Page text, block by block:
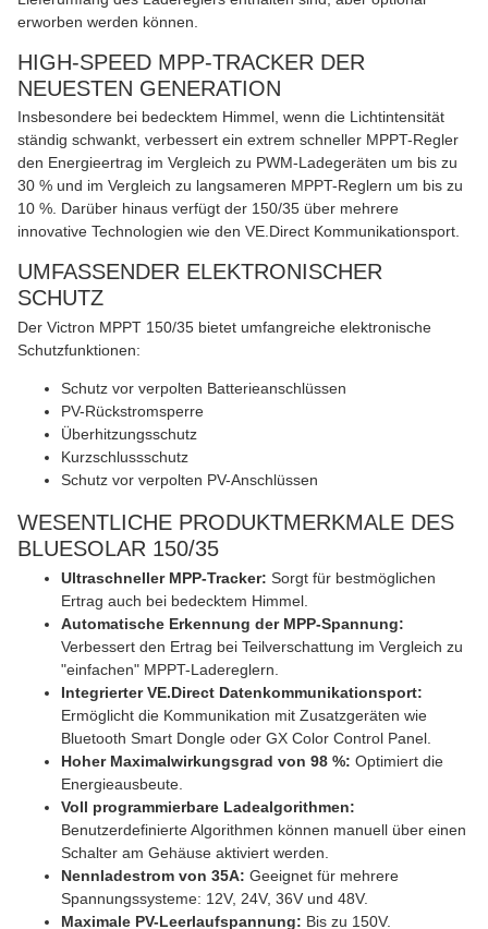
erworben werden können.
HIGH-SPEED MPP-TRACKER DER
NEUESTEN GENERATION
Insbesondere bei bedecktem Himmel, wenn die Lichtintensität
ständig schwankt, verbessert ein extrem schneller MPPT-Regler
den Energieertrag im Vergleich zu PWM-Ladegeräten um bis zu
30 % und im Vergleich zu langsameren MPPT-Reglern um bis zu
10 %. Darüber hinaus verfügt der 150/35 über mehrere
innovative Technologien wie den VE.Direct Kommunikationsport.
UMFASSENDER ELEKTRONISCHER
SCHUTZ
Der Victron MPPT 150/35 bietet umfangreiche elektronische
Schutzfunktionen:
Schutz vor verpolten Batterieanschlüssen
PV-Rückstromsperre
Überhitzungsschutz
Kurzschlussschutz
Schutz vor verpolten PV-Anschlüssen
WESENTLICHE PRODUKTMERKMALE DES
BLUESOLAR 150/35
Ultraschneller MPP-Tracker: Sorgt für bestmöglichen
Ertrag auch bei bedecktem Himmel.
Automatische Erkennung der MPP-Spannung:
Verbessert den Ertrag bei Teilverschattung im Vergleich zu
"einfachen" MPPT-Ladereglern.
Integrierter VE.Direct Datenkommunikationsport:
Ermöglicht die Kommunikation mit Zusatzgeräten wie
Bluetooth Smart Dongle oder GX Color Control Panel.
Hoher Maximalwirkungsgrad von 98 %: Optimiert die
Energieausbeute.
Voll programmierbare Ladealgorithmen:
Benutzerdefinierte Algorithmen können manuell über einen
Schalter am Gehäuse aktiviert werden.
Nennladestrom von 35A: Geeignet für mehrere
Spannungssysteme: 12V, 24V, 36V und 48V.
Maximale PV-Leerlaufspannung: Bis zu 150V.